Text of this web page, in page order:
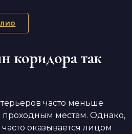
коридора так
часто меньше
проходным местам. Однако,
оказывается лицом